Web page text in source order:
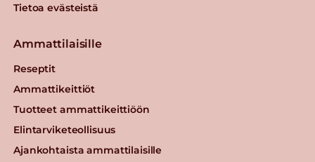
Tietoa evästeistä
Ammattilaisille
Reseptit
Ammattikeittiöt
Tuotteet ammattikeittiöön
Elintarviketeollisuus
Ajankohtaista ammattilaisille